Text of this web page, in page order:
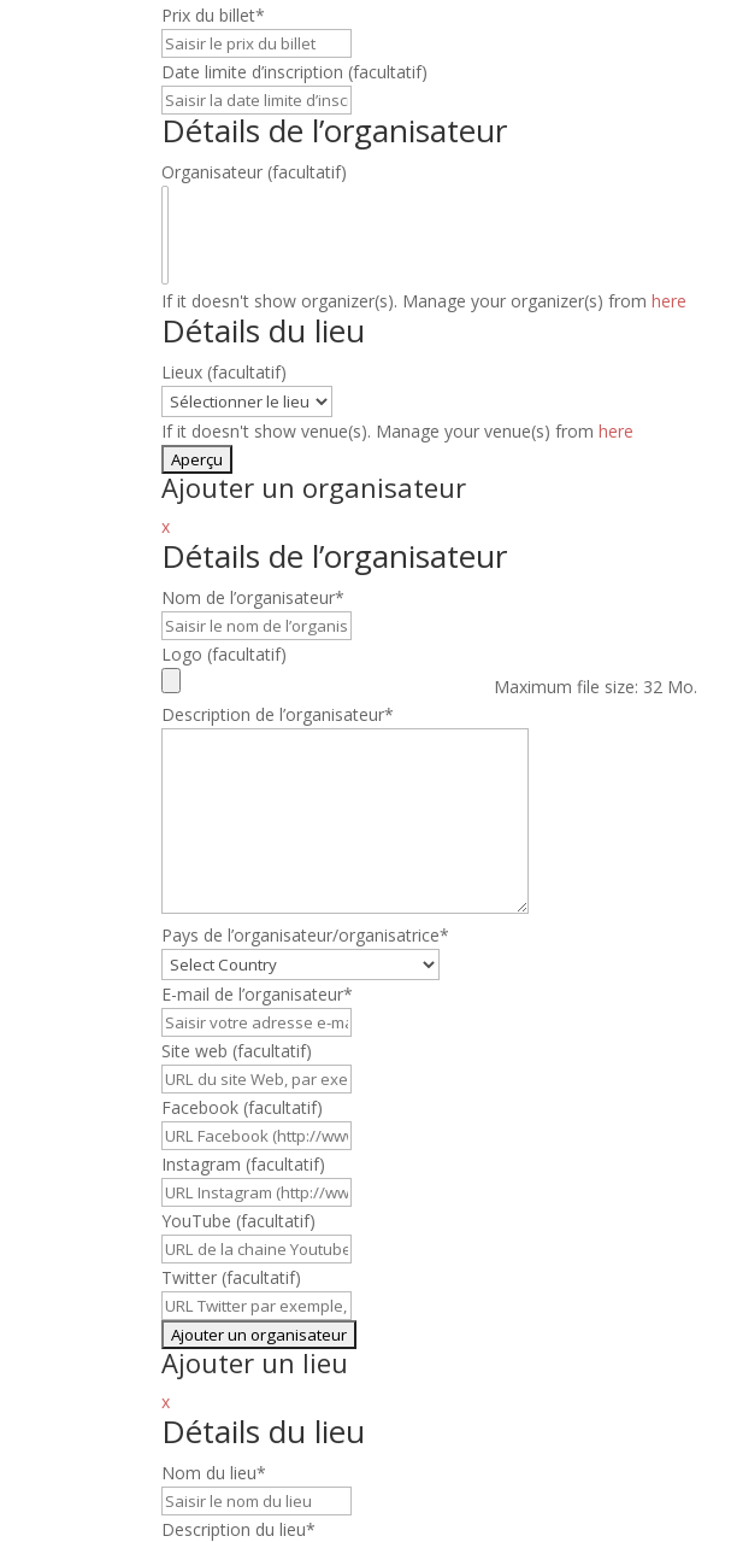
Prix du billet*
Date limite d’inscription (facultatif)
Détails de l’organisateur
Organisateur (facultatif)
If it doesn't show organizer(s). Manage your organizer(s) fromhere
Détails du lieu
Lieux (facultatif)
If it doesn't show venue(s). Manage your venue(s) fromhere
Ajouter un organisateur
x
Détails de l’organisateur
Nom de l’organisateur*
Logo (facultatif)
Maximum file size: 32 Mo.
Description de l’organisateur*
Pays de l’organisateur/organisatrice*
E-mail de l’organisateur*
Site web (facultatif)
Facebook (facultatif)
Instagram (facultatif)
YouTube (facultatif)
Twitter (facultatif)
Ajouter un lieu
x
Détails du lieu
Nom du lieu*
Description du lieu*